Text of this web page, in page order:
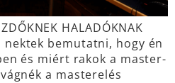
HALADÓKNAK
nektek bemutatni, hogy én
és miért rakok a master-
a masterelés